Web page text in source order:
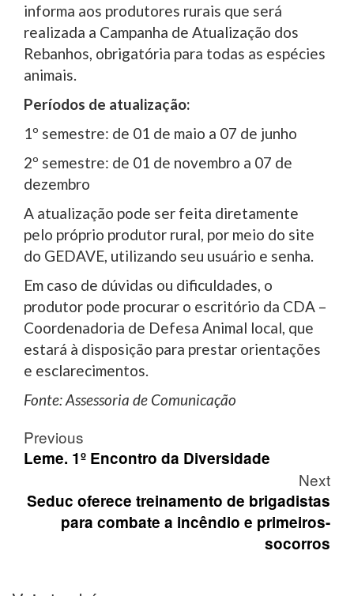
informa aos produtores rurais que será
realizada a Campanha de Atualização dos
Rebanhos, obrigatória para todas as espécies
animais.
Períodos de atualização:
1º semestre: de 01 de maio a 07 de junho
2º semestre: de 01 de novembro a 07 de
dezembro
A atualização pode ser feita diretamente
pelo próprio produtor rural, por meio do site
do GEDAVE, utilizando seu usuário e senha.
Em caso de dúvidas ou dificuldades, o
produtor pode procurar o escritório da CDA –
Coordenadoria de Defesa Animal local, que
estará à disposição para prestar orientações
e esclarecimentos.
Fonte: Assessoria de Comunicação
Post
navigation
Previous
Leme. 1º Encontro da Diversidade
Next
Seduc oferece treinamento de brigadistas
para combate a incêndio e primeiros-
socorros